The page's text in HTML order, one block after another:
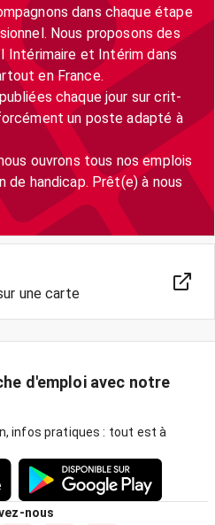
dans chaque étape
Nous proposons des
Intérimaire et Intérim dans
en France.
chaque jour sur crit-
un poste adapté à
ouvrons tous nos emplois
de handicap. Prêt(e) à nous
une carte
d'emploi avec notre
infos pratiques : tout est à
nous